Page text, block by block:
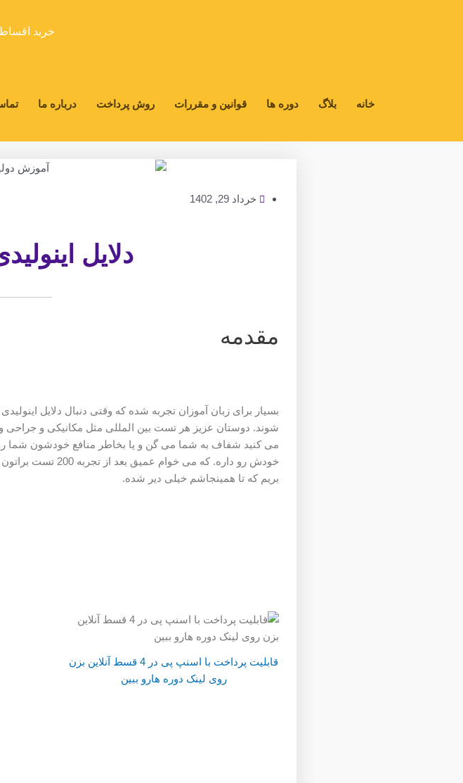
خرید
خانه بلاگ دوره ها قوانین و مقررات روش پرداخت درباره ما
خرداد 29, 1402
دلایل
مقدمه
بسیار برای زبان آموزان تجربه شده که وقتی دنبال دلایل
شوند. دوستان عزیز هر تست بین المللی مثل مکانیکی و جراحی
می کنید شفاف به شما می گن و یا بخاطر منافع خودشون شما
بریم که تا همینجاشم خیلی دیر شده.
قابلیت پرداخت با اسنپ پی در 4 قسط آنلاین بزن
روی لینک دوره هارو ببین